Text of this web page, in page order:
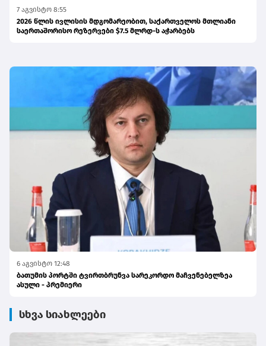
7 აგვისტო 8:55
2026 წლის ივლისის მდგომარეობით, საქართველოს მთლიანი
საერთაშორისო რეზერვები $7.5 მლრდ-ს აჭარბებს
6 აგვისტო 12:48
ბათუმის პორტში ტვირთბრუნვა სარეკორდო მაჩვენებელზეა
ასული - პრემიერი
სხვა სიახლეები